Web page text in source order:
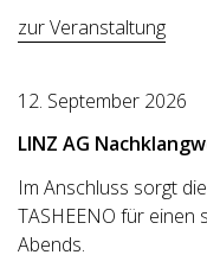
zur Veranstaltung
12. September 2026
LINZ AG
Im Anschluss sorgt
TASHEENO für einen
Abends.